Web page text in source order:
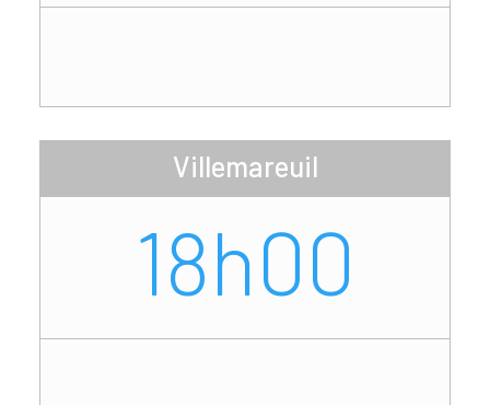
Villemareuil
18h00